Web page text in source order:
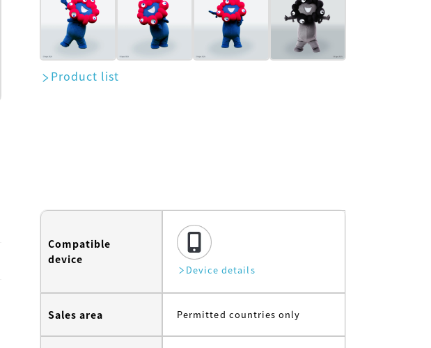
Product list
Compatible
device
Device details
Sales area Permitted countries only